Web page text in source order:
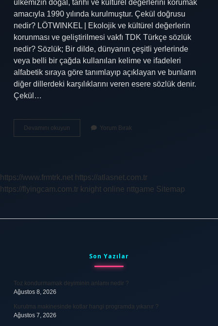
ülkemizin doğal, tarihi ve kültürel değerlerini korumak
amacıyla 1990 yılında kurulmuştur. Çekül doğrusu
nedir? LÖTWINKEL | Ekolojik ve kültürel değerlerin
korunması ve geliştirilmesi vakfı TDK Türkçe sözlük
nedir? Sözlük; Bir dilde, dünyanın çeşitli yerlerinde
veya belli bir çağda kullanılan kelime ve ifadeleri
alfabetik sıraya göre tanımlayıp açıklayan ve bunların
diğer dillerdeki karşılıklarını veren esere sözlük denir.
Çekül…
Devamını okuyun
Ne
Yorum Bırak
https://www.frmtrk.net https://atlasnet.com.tr
https://flyingcam.com.tr knight online nttgame Sitemap
Son Yazılar
Toz kondurmamak deyiminin anlamı nedir ?
Ağustos 8, 2026
Kurutma makinesinde kotlar hangi programda yıkanır ?
Ağustos 7, 2026